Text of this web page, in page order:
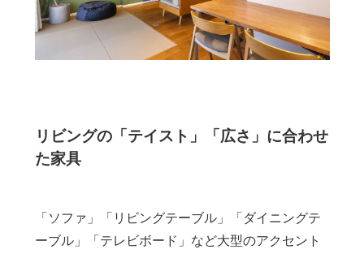
リビングの「テイスト」「広さ」に合わせ
た家具
「ソファ」「リビングテーブル」「ダイニングテ
ーブル」「テレビボード」など大型のアクセント